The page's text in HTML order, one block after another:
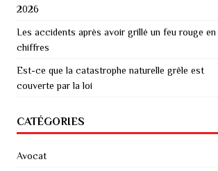
2026
Les accidents après avoir grillé un feu rouge en
chiffres
Est-ce que la catastrophe naturelle grêle est
couverte par la loi
CATÉGORIES
Avocat